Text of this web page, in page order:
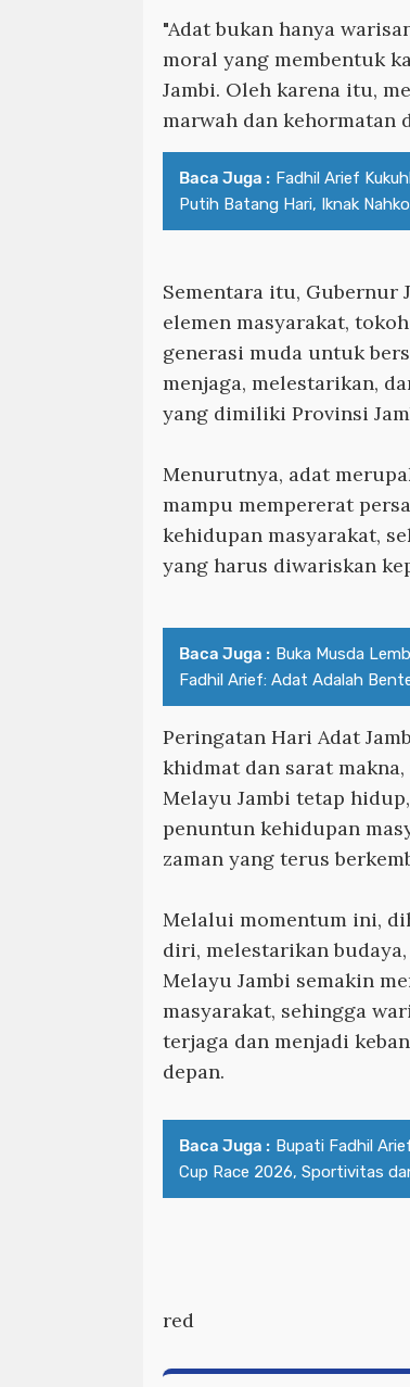
"Adat bukan hanya
moral yang membentuk
Jambi. Oleh karena itu,
marwah dan kehormatan
Baca Juga : Fadhil Arief
Putih Batang Hari, Iknak
Sementara itu, Gubernur
elemen masyarakat,
generasi muda untuk
menjaga, melestarikan,
yang dimiliki Provinsi
Menurutnya, adat
mampu mempererat
kehidupan masyarakat,
yang harus diwariskan
Baca Juga : Buka Musda
Fadhil Arief: Adat Adalah
Peringatan Hari Adat
khidmat dan sarat
Melayu Jambi tetap
penuntun kehidupan
zaman yang terus
Melalui momentum ini,
diri, melestarikan
Melayu Jambi semakin
masyarakat, sehingga
terjaga dan menjadi
depan.
Baca Juga : Bupati Fadhil
Cup Race 2026, Sportivitas
red